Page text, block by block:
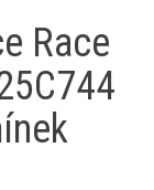
Race